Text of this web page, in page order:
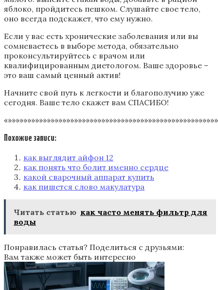
яблоко, пройдитесь пешком. Слушайте свое тело,
оно всегда подскажет, что ему нужно.
Если у вас есть хронические заболевания или вы
сомневаетесь в выборе метода, обязательно
проконсультируйтесь с врачом или
квалифицированным диетологом. Ваше здоровье –
это ваш самый ценный актив!
Начните свой путь к легкости и благополучию уже
сегодня. Ваше тело скажет вам СПАСИБО!
Похожие записи:
как выглядит айфон 12
как понять что болит именно сердце
какой сварочный аппарат купить
как пишется слово макулатура
Читать статью как часто менять фильтр для
воды
Понравилась статья? Поделиться с друзьями:
Вам также может быть интересно